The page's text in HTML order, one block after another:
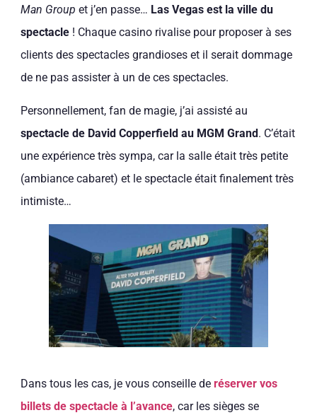
Man Group et j’en passe… Las Vegas est la ville du
spectacle! Chaque casino rivalise pour proposer à ses
clients des spectacles grandioses et il serait dommage
de ne pas assister à un de ces spectacles.
Personnellement, fan de magie, j’ai assisté au
spectacle de David Copperfield au MGM Grand. C’était
une expérience très sympa, car la salle était très petite
(ambiance cabaret) et le spectacle était finalement très
intimiste…
Dans tous les cas, je vous conseille de réserver vos
billets de spectacle à l’avance, car les sièges se